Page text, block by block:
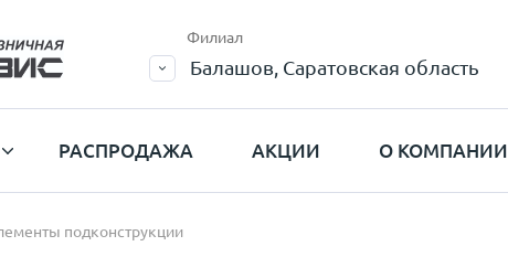
Филиал
Балашов, Саратовская область
РАСПРОДАЖА АКЦИИ О КОМПАНИИ
подконструкции